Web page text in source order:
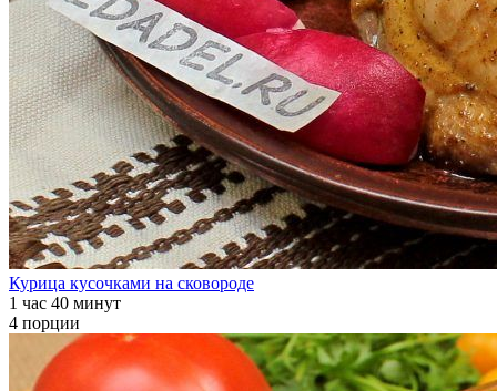
Курица кусочками на сковороде
1 час 40 минут
4 порции